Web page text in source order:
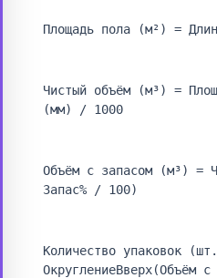
Площадь пола (м²) =
Чистый объём (м³) =
(мм) / 1000
Объём с запасом (м³) =
Запас% / 100)
Количество упаковок
ОкруглениеВверх(Объём